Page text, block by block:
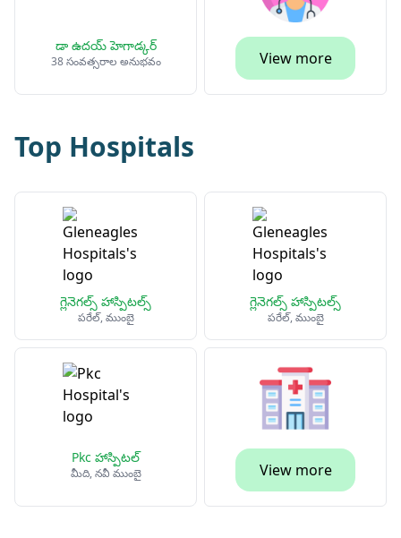
డా ఉదయ్ హెగాడ్కర్
38 సంవత్సరాల అనుభవం View more
Top Hospitals
గ్లెనెగల్స్ హాస్పిటల్స్
పరేల్, ముంబై
గ్లెనెగల్స్ హాస్పిటల్స్
పరేల్, ముంబై
Pkc హాస్పిటల్
మీది, నవీ ముంబై View more